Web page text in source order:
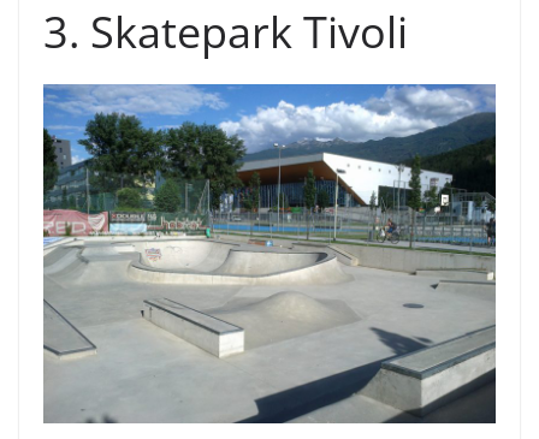
3. Skatepark Tivoli